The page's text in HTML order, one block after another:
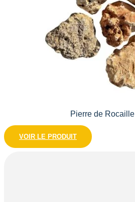
Pierre de Rocaille
VOIR LE PRODUIT